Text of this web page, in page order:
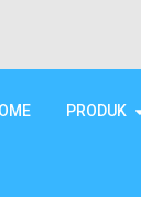
PRODUK